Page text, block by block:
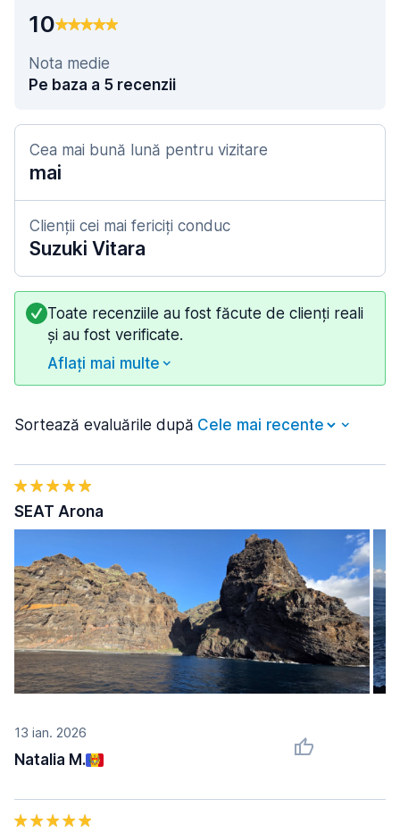
10
Nota medie
Pe baza a 5 recenzii
Cea mai bună lună pentru vizitare
mai
Clienții cei mai fericiți conduc
Suzuki Vitara
Toate recenziile au fost făcute de clienți reali
și au fost verificate.
Aflați mai multe
Sortează evaluările după
13 ian. 2026
Natalia M.
SEAT Arona